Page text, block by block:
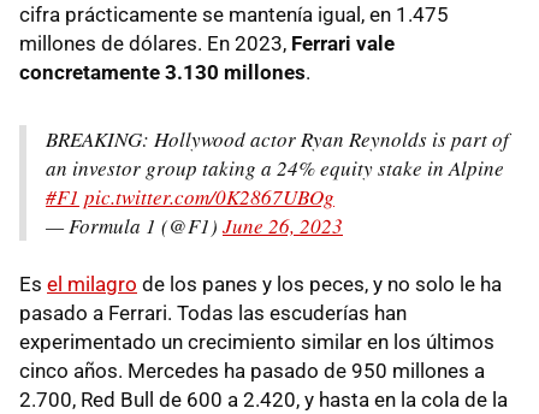
cifra prácticamente se mantenía igual, en 1.475
millones de dólares. En 2023, Ferrari vale
concretamente 3.130 millones.
BREAKING: Hollywood actor Ryan Reynolds is part of
an investor group taking a 24% equity stake in Alpine
#F1 pic.twitter.com/0K2867UBOg
— Formula 1 (@F1) June 26, 2023
Es el milagro de los panes y los peces, y no solo le ha
pasado a Ferrari. Todas las escuderías han
experimentado un crecimiento similar en los últimos
cinco años. Mercedes ha pasado de 950 millones a
2.700, Red Bull de 600 a 2.420, y hasta en la cola de la